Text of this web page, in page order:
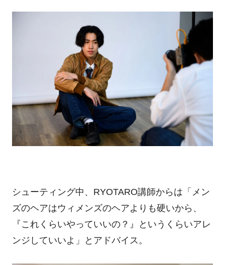
シューティング中、 RYOTARO講師からは「メン
ズのヘアはウィメンズのヘアよりも硬いから、
『これくらいやっていいの？』というくらいアレ
ンジしていいよ」とアドバイス。